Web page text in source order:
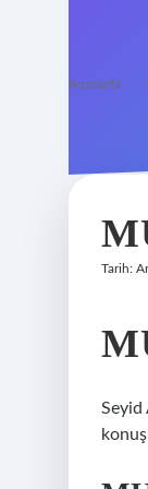
Anasayfa
Tarih:
Seyid